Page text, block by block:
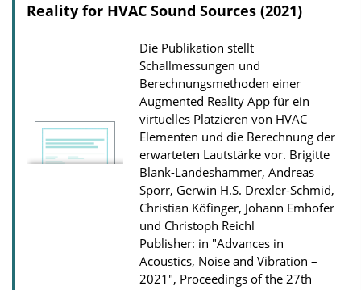
t
o
n
D
o
w
n
l
o
a
d
s
Reality for HVAC Sound Sources (2021)
Die Publikation stellt
Schallmessungen und
Berechnungsmethoden einer
Augmented Reality App für ein
virtuelles Platzieren von HVAC
Elementen und die Berechnung der
erwarteten Lautstärke vor. Brigitte
Blank-Landeshammer, Andreas
Sporr, Gerwin H.S. Drexler-Schmid,
Christian Köfinger, Johann Emhofer
und Christoph Reichl
Publisher: in "Advances in
Acoustics, Noise and Vibration –
2021", Proceedings of the 27th